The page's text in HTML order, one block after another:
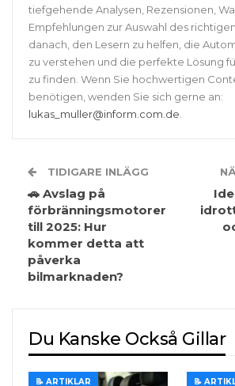
tiefgehende Analysen, Rezensionen,
Empfehlungen zur Auswahl des
danach, den Lesern zu helfen, die
zu verstehen und die perfekte Lösung
zu finden. Wenn Sie hochwertigen
benötigen, wenden Sie sich gerne an:
lukas_muller@inform.com.de.
TIDIGARE INLÄGG
🚗 Avslag på
förbränningsmotorer
till 2025: Hur
kommer detta att
påverka
bilmarknaden?
Du Kanske Också Gillar
📝 ARTIKLAR 📝